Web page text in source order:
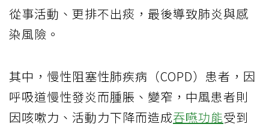
從事活動、更排不出痰，最後導致肺炎與感
染風險。
其中，慢性阻塞性肺疾病（COPD）患者，因
呼吸道慢性發炎而腫脹、變窄，中風患者則
因咳嗽力、活動力下降而造成吞嚥功能受到